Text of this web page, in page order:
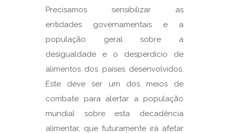
Precisamos sensibilizar as
entidades governamentais e a
população geral sobre a
desigualdade e o desperdício de
alimentos dos países desenvolvidos.
Este deve ser um dos meios de
combate para alertar a população
mundial sobre esta decadência
alimentar, que futuramente irá afetar